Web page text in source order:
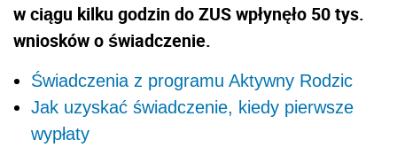
w ciągu kilku godzin do ZUS wpłynęło 50 tys.
wniosków o świadczenie.
Świadczenia z programu Aktywny Rodzic
Jak uzyskać świadczenie, kiedy pierwsze
wypłaty